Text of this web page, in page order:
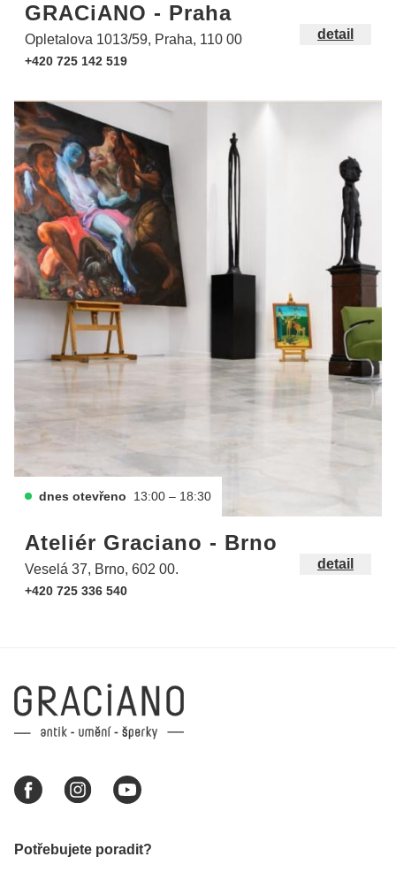
GRACiANO - Praha
Opletalova 1013/59, Praha, 110 00
+420 725 142 519
detail
dnes otevřeno 13:00 – 18:30
Ateliér Graciano - Brno
Veselá 37, Brno, 602 00.
+420 725 336 540
detail
Potřebujete poradit?